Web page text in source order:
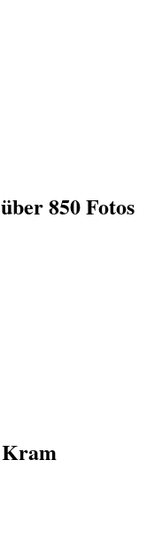
850 Fotos
Kram